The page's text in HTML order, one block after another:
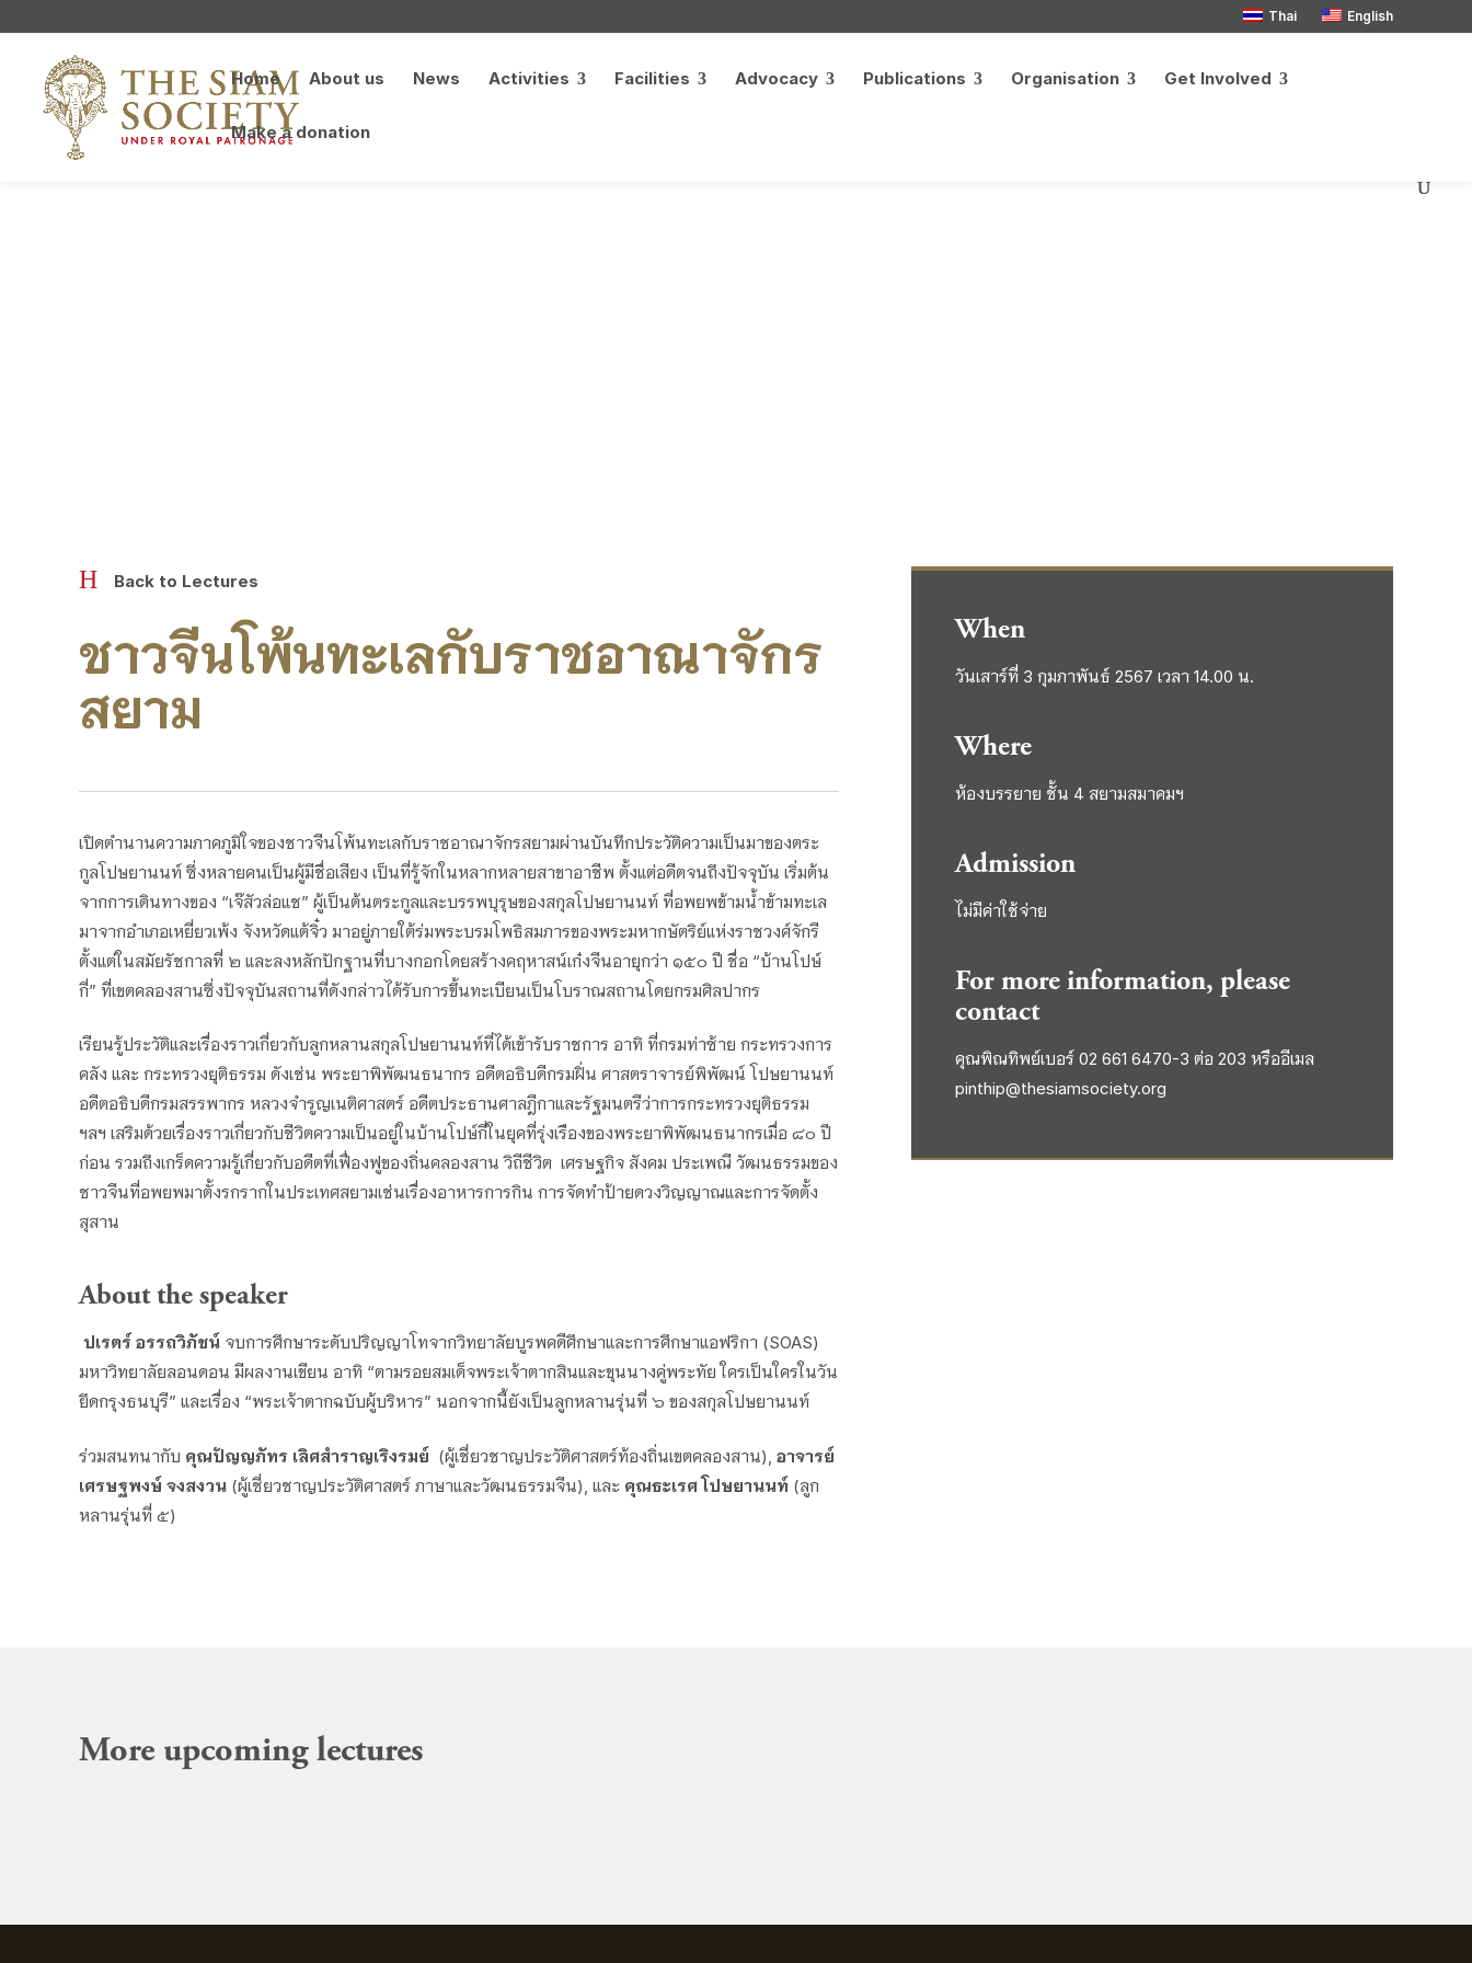
Thai English
Home About us News Activities Facilities Advocacy Publications Organisation Get Involved
Make a donation
H Back to Lectures
ชาวจีนโพ้นทะเลกับราชอาณาจักร
สยาม
เปิดตำนานความภาคภูมิใจของชาวจีนโพ้นทะเลกับราชอาณาจักรสยามผ่านบันทึกประวัติความเป็นมาของตระ
กูลโปษยานนท์ ซึ่งหลายคนเป็นผู้มีชื่อเสียง เป็นที่รู้จักในหลากหลายสาขาอาชีพ ตั้งแต่อดีตจนถึงปัจจุบัน เริ่มต้น
จากการเดินทางของ “เจ๊สัวล่อแช” ผู้เป็นต้นตระกูลและบรรพบุรุษของสกุลโปษยานนท์ ที่อพยพข้ามน้ำข้ามทะเล
มาจากอำเภอเหยี่ยวเพ้ง จังหวัดแต้จิ๋ว มาอยู่ภายใต้ร่มพระบรมโพธิสมภารของพระมหากษัตริย์แห่งราชวงศ์จักรี
ตั้งแต่ในสมัยรัชกาลที่ ๒ และลงหลักปักฐานที่บางกอกโดยสร้างคฤหาสน์เก๋งจีนอายุกว่า ๑๕๐ ปี ชื่อ “บ้านโปษ์
กี่” ที่เขตคลองสานซึ่งปัจจุบันสถานที่ดังกล่าวได้รับการขึ้นทะเบียนเป็นโบราณสถานโดยกรมศิลปากร
เรียนรู้ประวัติและเรื่องราวเกี่ยวกับลูกหลานสกุลโปษยานนท์ที่ได้เข้ารับราชการ อาทิ ที่กรมท่าซ้าย กระทรวงการ
คลัง และ กระทรวงยุติธรรม ดังเช่น พระยาพิพัฒนธนากร อดีตอธิบดีกรมฝิ่น ศาสตราจารย์พิพัฒน์ โปษยานนท์
อดีตอธิบดีกรมสรรพากร หลวงจำรูญเนติศาสตร์ อดีตประธานศาลฎีกาและรัฐมนตรีว่าการกระทรวงยุติธรรม
ฯลฯ เสริมด้วยเรื่องราวเกี่ยวกับชีวิตความเป็นอยู่ในบ้านโปษ์กี่ในยุคที่รุ่งเรืองของพระยาพิพัฒนธนากรเมื่อ ๘๐ ปี
ก่อน รวมถึงเกร็ดความรู้เกี่ยวกับอดีตที่เฟื่องฟูของถิ่นคลองสาน วิถีชีวิต เศรษฐกิจ สังคม ประเพณี วัฒนธรรมของ
ชาวจีนที่อพยพมาตั้งรกรากในประเทศสยามเช่นเรื่องอาหารการกิน การจัดทำป้ายดวงวิญญาณและการจัดตั้ง
สุสาน
About the speaker
ปเรตร์ อรรถวิภัชน์ จบการศึกษาระดับปริญญาโทจากวิทยาลัยบูรพคดีศึกษาและการศึกษาแอฟริกา (SOAS)
มหาวิทยาลัยลอนดอน มีผลงานเขียน อาทิ “ตามรอยสมเด็จพระเจ้าตากสินและขุนนางคู่พระทัย ใครเป็นใครในวัน
ยึดกรุงธนบุรี” และเรื่อง “พระเจ้าตากฉบับผู้บริหาร” นอกจากนี้ยังเป็นลูกหลานรุ่นที่ ๖ ของสกุลโปษยานนท์
ร่วมสนทนากับ คุณปัญญภัทร เลิศสำราญเริงรมย์ (ผู้เชี่ยวชาญประวัติศาสตร์ท้องถิ่นเขตคลองสาน),อาจารย์
เศรษฐพงษ์ จงสงวน (ผู้เชี่ยวชาญประวัติศาสตร์ ภาษาและวัฒนธรรมจีน), และ คุณธะเรศ โปษยานนท์ (ลูก
หลานรุ่นที่ ๕)
When
วันเสาร์ที่ 3 กุมภาพันธ์ 2567 เวลา 14.00 น.
Where
ห้องบรรยาย ชั้น 4 สยามสมาคมฯ
Admission
ไม่มีค่าใช้จ่าย
For more information, please
contact
คุณพิณทิพย์เบอร์ 02 661 6470-3 ต่อ 203 หรืออีเมล
pinthip@thesiamsociety.org
More upcoming lectures